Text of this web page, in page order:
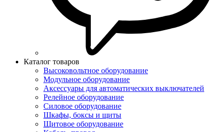
Каталог товаров
Высоковольтное оборудование
Модульное оборудование
Аксессуары для автоматических выключателей
Релейное оборудование
Силовое оборудование
Шкафы, боксы и щиты
Щитовое оборудование